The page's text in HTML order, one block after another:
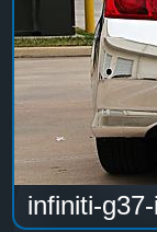
infiniti-